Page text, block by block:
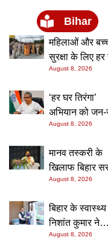
Bihar
महिलाओं और
सुरक्षा के लिए हर
थाने में गठित हुई
टीम’, स्कूलों में
किया जागरूक
August 8, 2026
‘हर घर तिरंगा’
अभियान को
तक पहुंचाएं नगर
महिलाओं की
सुनिश्चित करने
निर्देश: नीतीश
August 8, 2026
मानव तस्करी के
खिलाफ बिहार
की जीरो टॉलरेंस
सम्मेलन में दोहराई
प्रतिबद्धता
August 8, 2026
बिहार के स्वास्थ्य
निशांत कुमार ने
केंद्रीय मंत्री जेपी
August 8, 2026